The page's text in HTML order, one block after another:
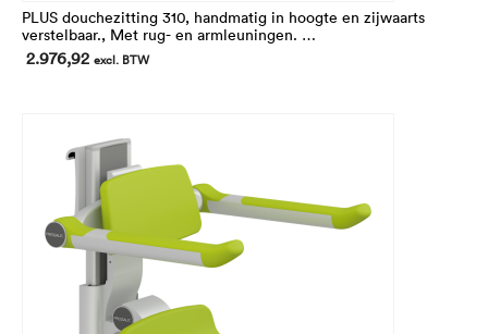
PLUS douchezitting 310, handmatig in hoogte en zijwaarts
verstelbaar., Met rug- en armleuningen.
In hoogte 250 mm verstelbaar.
Voor montage op de horizontale PLUS wandrails (niet
2.976,92 excl. BTW